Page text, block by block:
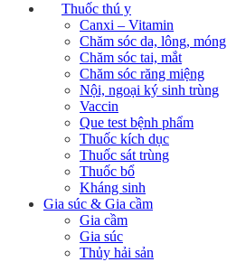
Thuốc thú y
Canxi – Vitamin
Chăm sóc da, lông, móng
Chăm sóc tai, mắt
Chăm sóc răng miệng
Nội, ngoại ký sinh trùng
Vaccin
Que test bệnh phẩm
Thuốc kích dục
Thuốc sát trùng
Thuốc bổ
Kháng sinh
Gia súc & Gia cầm
Gia cầm
Gia súc
Thủy hải sản